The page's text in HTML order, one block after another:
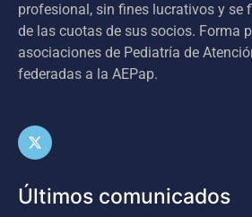
profesional, sin fines lucrativos y se
de las cuotas de sus socios. Forma
asociaciones de Pediatría de
federadas a la AEPap.
Últimos comunicados